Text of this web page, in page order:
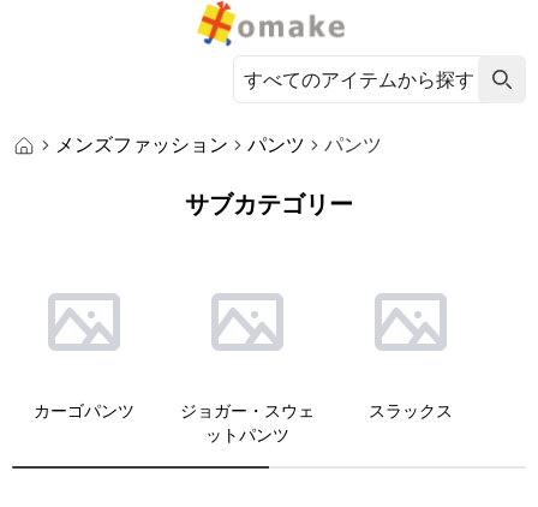
メンズファッション パンツ パンツ
サブカテゴリー
カーゴパンツ
ジョガー・スウェ
ットパンツ
スラックス